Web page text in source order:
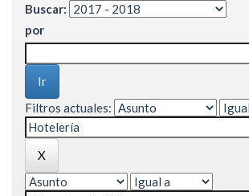
Buscar:
por
Filtros actuales: